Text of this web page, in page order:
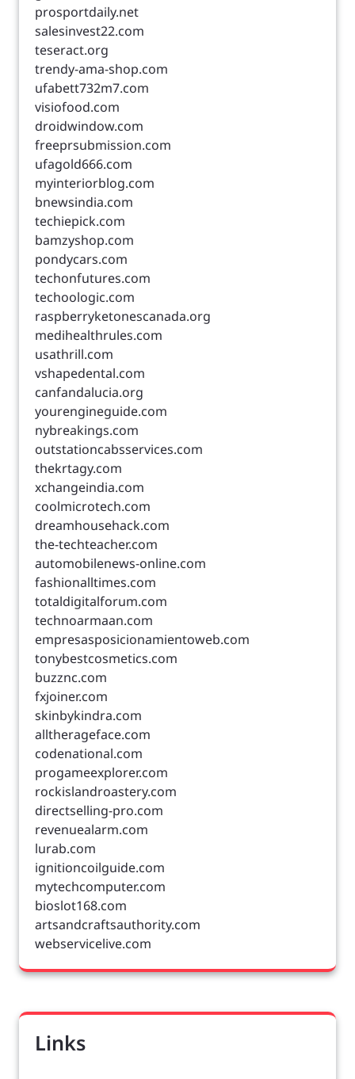
prosportdaily.net
salesinvest22.com
teseract.org
trendy-ama-shop.com
ufabett732m7.com
visiofood.com
droidwindow.com
freeprsubmission.com
ufagold666.com
myinteriorblog.com
bnewsindia.com
techiepick.com
bamzyshop.com
pondycars.com
techonfutures.com
techoologic.com
raspberryketonescanada.org
medihealthrules.com
usathrill.com
vshapedental.com
canfandalucia.org
yourengineguide.com
nybreakings.com
outstationcabsservices.com
thekrtagy.com
xchangeindia.com
coolmicrotech.com
dreamhousehack.com
the-techteacher.com
automobilenews-online.com
fashionalltimes.com
totaldigitalforum.com
technoarmaan.com
empresasposicionamientoweb.com
tonybestcosmetics.com
buzznc.com
fxjoiner.com
skinbykindra.com
alltherageface.com
codenational.com
progameexplorer.com
rockislandroastery.com
directselling-pro.com
revenuealarm.com
lurab.com
ignitioncoilguide.com
mytechcomputer.com
bioslot168.com
artsandcraftsauthority.com
webservicelive.com
Links